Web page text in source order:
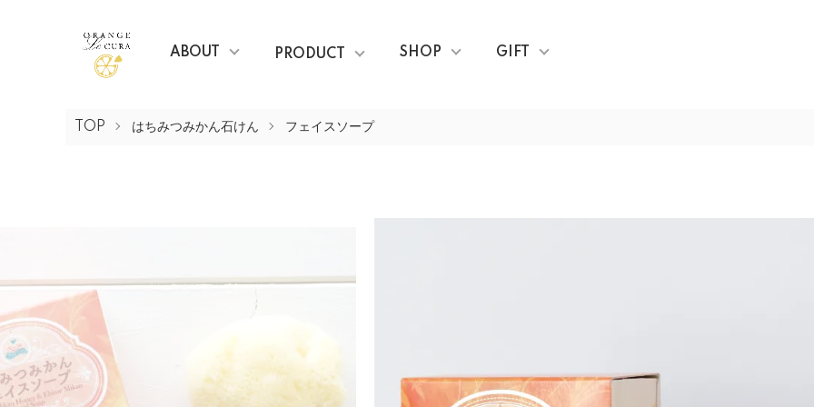
ABOUT PRODUCT SHOP GIFT
TOP はちみつみかん石けん フェイスソープ